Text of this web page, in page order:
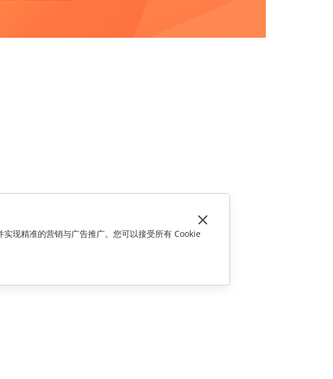
现精准的营销与广告推广。您可以接受所有 Cookie